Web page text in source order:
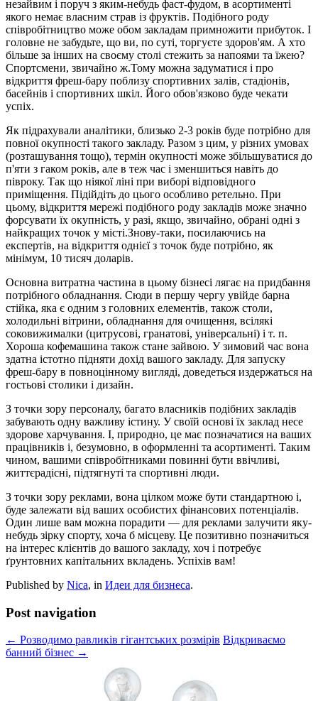
незайвим і поруч з яким-небудь фаст-фудом, в асортименті
якого немає власним страв із фруктів. Подібного роду
співробітництво може обом закладам примножити прибуток. І
головне не забудьте, що ви, по суті, торгуєте здоров'ям. А хто
більше за інших на своєму столі стежить за напоями та їжею?
Спортсмени, звичайно ж.Тому можна задуматися і про
відкриття фреш-бару поблизу спортивних залів, стадіонів,
басейнів і спортивних шкіл. Його обов'язково буде чекати
успіх.
Як підрахували аналітики, близько 2-3 років буде потрібно для
повної окупності такого закладу. Разом з цим, у різних умовах
(розташування тощо), термін окупності може збільшуватися до
п'яти з гаком років, але в теж час і зменшиться навіть до
півроку. Так що ніякої ліні при виборі відповідного
приміщення. Підійдіть до цього особливо ретельно. При
цьому, відкриття мережі подібного роду закладів може значно
форсувати їх окупність, у разі, якщо, звичайно, обрані одні з
найкращих точок у місті.Знову-таки, посилаючись на
експертів, на відкриття однієї з точок буде потрібно, як
мінімум, 10 тисяч доларів.
Основна витратна частина в цьому бізнесі лягає на придбання
потрібного обладнання. Сюди в першу чергу увійде барна
стійка, яка є одним з головних елементів, також столи,
холодильні вітрини, обладнання для очищення, всілякі
соковижималки (цитрусові, гранатові, універсальні) і т. п.
Хороша кофемашина також стане зайвою. У зимовий час вона
здатна істотно підняти дохід вашого закладу. Для запуску
фреш-бару в повноцінному вигляді, доведеться издержаться на
гостьові столики і дизайн.
З точки зору персоналу, багато власників подібних закладів
забувають одну важливу істину. У своїй основі їх заклад несе
здорове харчування. І, природно, це має позначатися на ваших
працівників і, безумовно, в оформленні та асортименті. Таким
чином, вашими співробітниками повинні бути ввічливі,
життєрадісні, підтягнуті та спортивні люди.
З точки зору реклами, вона цілком може бути стандартною і,
буде залежати від ваших особистих фінансових потенціалів.
Один лише вам можна порадити — для реклами залучити яку-
небудь зірку спорту, хоча б місцеву. Це позитивно позначиться
на інтерес клієнтів до вашого закладу, хоч і потребує
ґрунтовних капітальних вкладень. Успіхів вам!
Published by Nica, in Идеи для бизнеса.
Post navigation
← Розводимо равликів гігантських розмірів Відкриваємо
банний бізнес →